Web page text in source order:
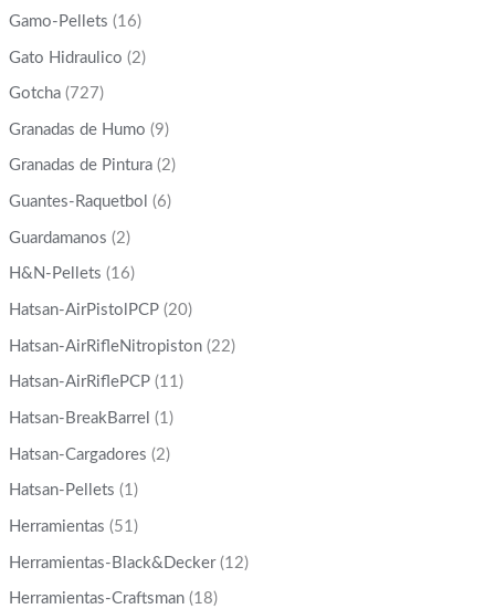
Gamo-Pellets (16)
Gato Hidraulico (2)
Gotcha (727)
Granadas de Humo (9)
Granadas de Pintura (2)
Guantes-Raquetbol (6)
Guardamanos (2)
H&N-Pellets (16)
Hatsan-AirPistolPCP (20)
Hatsan-AirRifleNitropiston (22)
Hatsan-AirRiflePCP (11)
Hatsan-BreakBarrel (1)
Hatsan-Cargadores (2)
Hatsan-Pellets (1)
Herramientas (51)
Herramientas-Black&Decker (12)
Herramientas-Craftsman (18)